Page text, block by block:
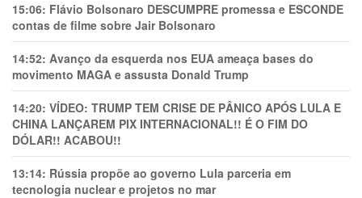
15:06: Flávio Bolsonaro DESCUMPRE promessa e ESCONDE
contas de filme sobre Jair Bolsonaro
14:52: Avanço da esquerda nos EUA ameaça bases do
movimento MAGA e assusta Donald Trump
14:20: VÍDEO: TRUMP TEM CRlSE DE PÂNlCO APÓS LULA E
CHINA LANÇAREM PIX INTERNACIONAL!! É O FIM DO
DÓLAR!! ACABOU!!
13:14: Rússia propõe ao governo Lula parceria em
tecnologia nuclear e projetos no mar